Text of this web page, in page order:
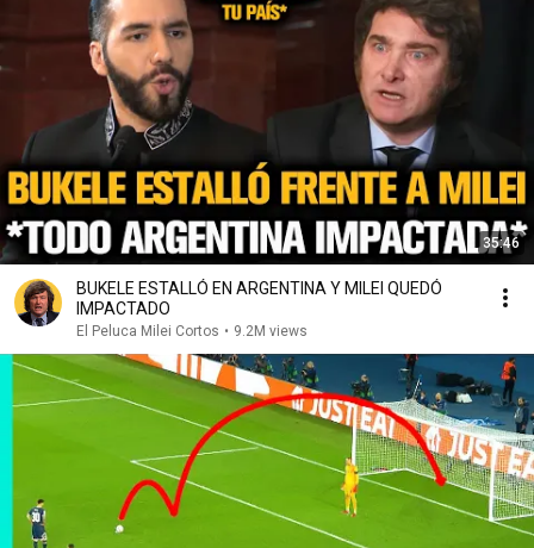
35:46
BUKELE ESTALLÓ EN ARGENTINA Y MILEI QUEDÓ
IMPACTADO
El Peluca Milei Cortos • 9.2M views